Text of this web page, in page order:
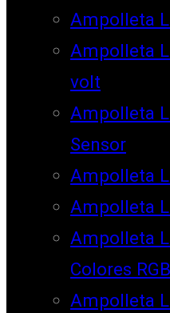
Ampolleta
Ampolleta
volt
Ampolleta
Sensor
Ampolleta
Ampolleta
Ampolleta
Colores
Ampolleta